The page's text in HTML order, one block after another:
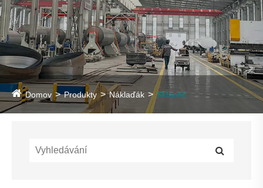
Domov Produkty Náklaďák Sklápěč